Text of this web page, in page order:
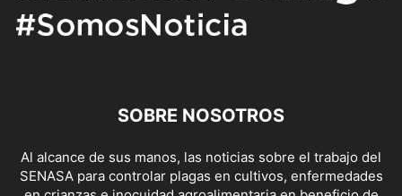
SOBRE NOSOTROS
Al alcance de sus manos, las noticias sobre el trabajo del
SENASA para controlar plagas en cultivos, enfermedades